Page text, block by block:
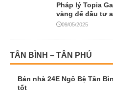
Pháp lý Topia
vàng để đầu tư
09/05/2025
TÂN BÌNH – TÂN PHÚ
Bán nhà 24E Ngô Bệ Tân
tốt